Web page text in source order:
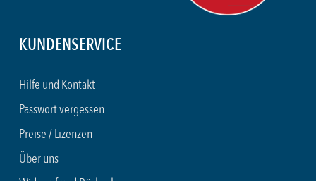
KUNDENSERVICE
Hilfe und Kontakt
Passwort vergessen
Preise / Lizenzen
Über uns